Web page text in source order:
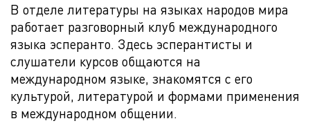
В отделе литературы на языках народов мира
работает разговорный клуб международного
языка эсперанто. Здесь эсперантисты и
слушатели курсов общаются на
международном языке, знакомятся с его
культурой, литературой и формами применения
в международном общении.